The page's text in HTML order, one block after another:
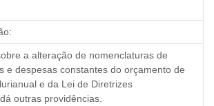
a alteração de nomenclaturas de
e despesas constantes do orçamento de
e da Lei de Diretrizes
outras providências.